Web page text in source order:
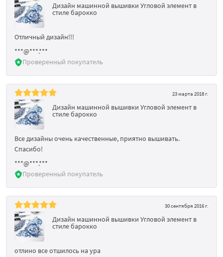
Дизайн машинной вышивки Угловой элемент в
стиле барокко
Отличный дизайн!!!
***@***.***
Проверенный покупатель
23 марта 2018 г.
Дизайн машинной вышивки Угловой элемент в
стиле барокко
Все дизайны очень качественные, приятно вышивать.
Спасибо!
***@***.***
Проверенный покупатель
30 сентября 2016 г.
Дизайн машинной вышивки Угловой элемент в
стиле барокко
отлино все отшилось на ура